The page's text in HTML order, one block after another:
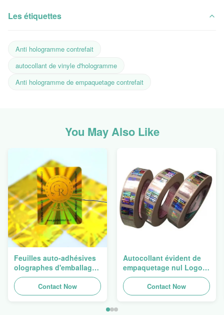
Les étiquettes
Anti hologramme contrefait
autocollant de vinyle d'hologramme
Anti hologramme de empaquetage contrefait
You May Also Like
Feuilles auto-adhésives
olographes d'emballage
d'autocollant original
rond imprimable
d'hologramme
Contact Now
Autocollant évident de
empaquetage nul Logo
Laser d'hologramme de
bourreur de label de
sécurité d'hologramme
Contact Now